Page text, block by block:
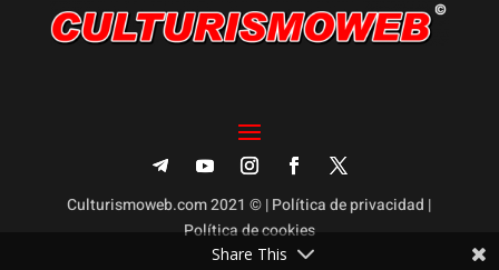
Culturismoweb.com 2021 © |Política de privacidad |
Política de cookies
Share This